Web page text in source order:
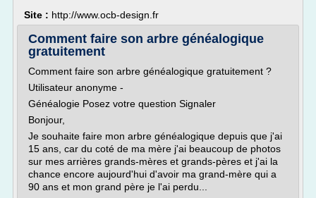
Site : http://www.ocb-design.fr
Comment faire son arbre généalogique
gratuitement
Comment faire son arbre généalogique gratuitement ?
Utilisateur anonyme -
Généalogie Posez votre question Signaler
Bonjour,
Je souhaite faire mon arbre généalogique depuis que j'ai
15 ans, car du coté de ma mère j'ai beaucoup de photos
sur mes arrières grands-mères et grands-pères et j'ai la
chance encore aujourd'hui d'avoir ma grand-mère qui a
90 ans et mon grand père je l'ai perdu...